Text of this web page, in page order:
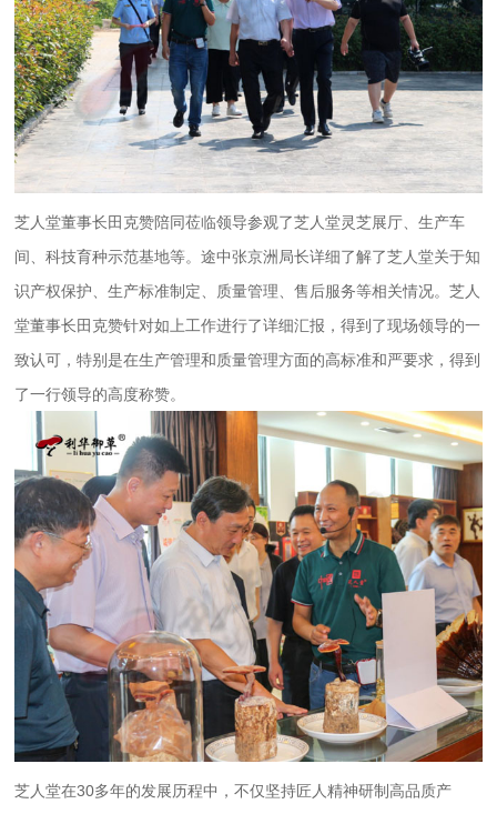
芝人堂董事长田克赞陪同莅临领导参观了芝人堂灵芝展厅、生产车
间、科技育种示范基地等。途中张京洲局长详细了解了芝人堂关于知
识产权保护、生产标准制定、质量管理、售后服务等相关情况。芝人
堂董事长田克赞针对如上工作进行了详细汇报，得到了现场领导的一
致认可，特别是在生产管理和质量管理方面的高标准和严要求，得到
了一行领导的高度称赞。
芝人堂在30多年的发展历程中，不仅坚持匠人精神研制高品质产